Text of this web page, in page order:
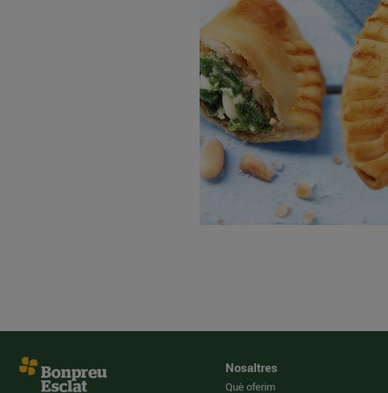
Nosaltres
Què oferim